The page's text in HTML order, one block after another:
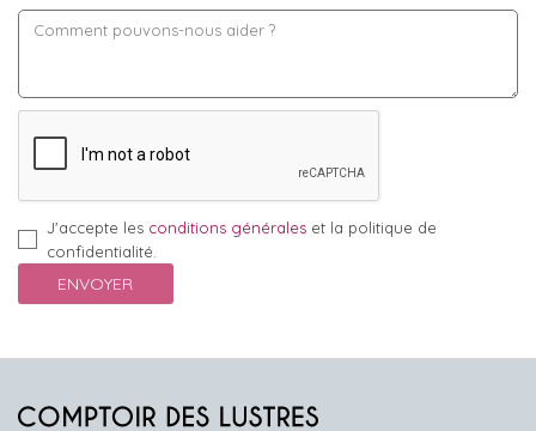
J'accepte les conditions générales et la politique de
confidentialité.